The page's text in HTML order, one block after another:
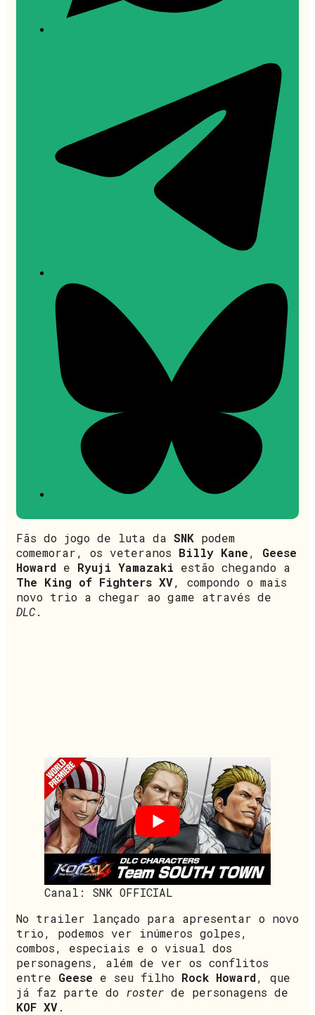
Fãs do jogo de luta da SNK podem
comemorar, os veteranos Billy Kane, Geese
Howard e Ryuji Yamazaki estão chegando a
The King of Fighters XV, compondo o mais
novo trio a chegar ao game através de
DLC.
Canal: SNK OFFICIAL
No trailer lançado para apresentar o novo
trio, podemos ver inúmeros golpes,
combos, especiais e o visual dos
personagens, além de ver os conflitos
entre Geese e seu filho Rock Howard, que
já faz parte do roster de personagens de
KOF XV.